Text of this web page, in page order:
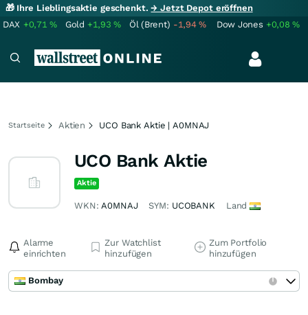
🎁 Ihre Lieblingsaktie geschenkt.→ Jetzt Depot eröffnen
DAX +0,71% Gold +1,93% Öl (Brent) -1,94% Dow Jones +0,08%
Startseite Aktien UCO Bank Aktie | A0MNAJ
UCO Bank Aktie
Aktie
WKN:A0MNAJ SYM: UCOBANK Land
Alarme
einrichten
Zur Watchlist
hinzufügen
Zum Portfolio
hinzufügen
Bombay